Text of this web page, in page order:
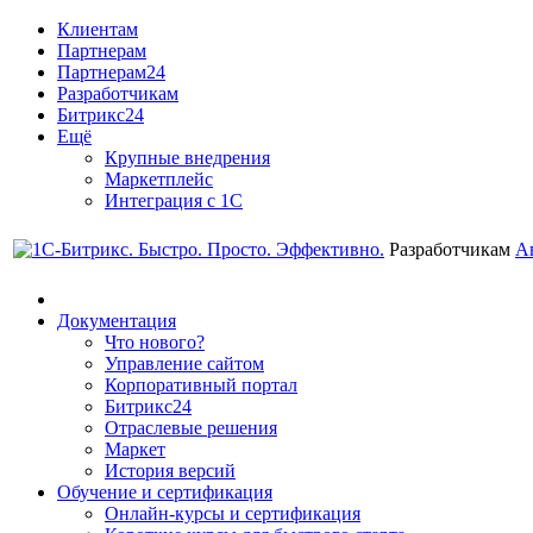
Клиентам
Партнерам
Партнерам24
Разработчикам
Битрикс24
Ещё
Крупные внедрения
Маркетплейс
Интеграция с 1С
Разработчикам
Документация
Что нового?
Управление сайтом
Корпоративный портал
Битрикс24
Отраслевые решения
Маркет
История версий
Обучение и сертификация
Онлайн-курсы и сертификация